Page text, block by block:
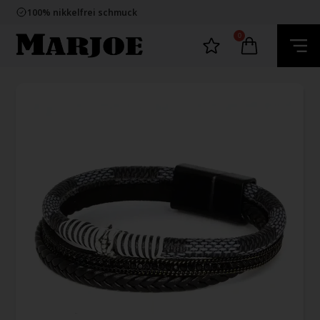
100% nikkelfrei schmuck
60 Tage Rückgabe
E-mark webshop
100% nikkelfrei schmuck
0